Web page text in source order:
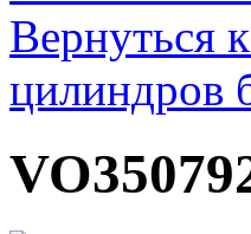
Вернуться
цилиндров